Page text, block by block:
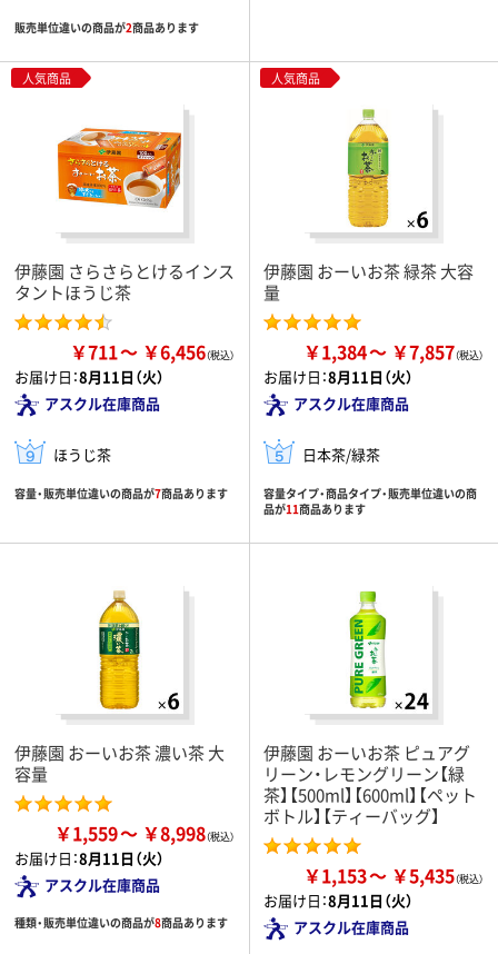
販売単位違いの商品が2商品あります
人気商品
伊藤園 さらさらとけるインス
タントほうじ茶
￥711 ￥6,456
お届け日：8月11日（火）
アスクル在庫商品
ほうじ茶
容量・販売単位違いの商品が7商品あります
人気商品
伊藤園 おーいお茶 緑茶 大容
量
￥1,384 ￥7,857
お届け日：8月11日（火）
アスクル在庫商品
日本茶/緑茶
容量タイプ・商品タイプ・販売単位違いの商
品が11商品あります
伊藤園 おーいお茶 濃い茶 大
容量
￥1,559 ￥8,998
お届け日：8月11日（火）
アスクル在庫商品
種類・販売単位違いの商品が8商品あります
伊藤園 おーいお茶 ピュアグ
リーン・レモングリーン【緑
茶】【500ml】【600ml】【ペット
ボトル】【ティーバッグ】
￥1,153 ￥5,435
お届け日：8月11日（火）
アスクル在庫商品